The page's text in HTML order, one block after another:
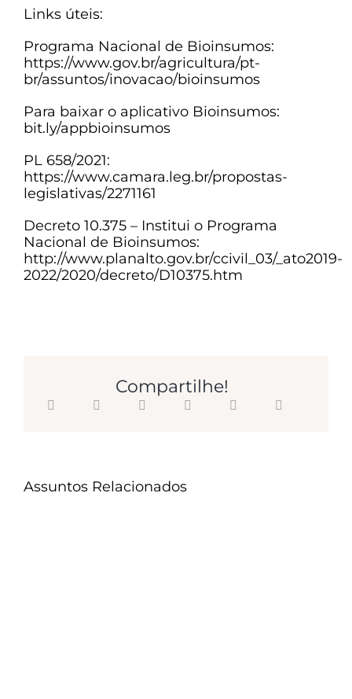
Links úteis:
Programa Nacional de Bioinsumos:
https://www.gov.br/agricultura/pt-
br/assuntos/inovacao/bioinsumos
Para baixar o aplicativo Bioinsumos:
bit.ly/appbioinsumos
PL 658/2021:
https://www.camara.leg.br/propostas-
legislativas/2271161
Decreto 10.375 – Institui o Programa
Nacional de Bioinsumos:
http://www.planalto.gov.br/ccivil_03/_ato2019-
2022/2020/decreto/D10375.htm
Compartilhe!
Assuntos Relacionados